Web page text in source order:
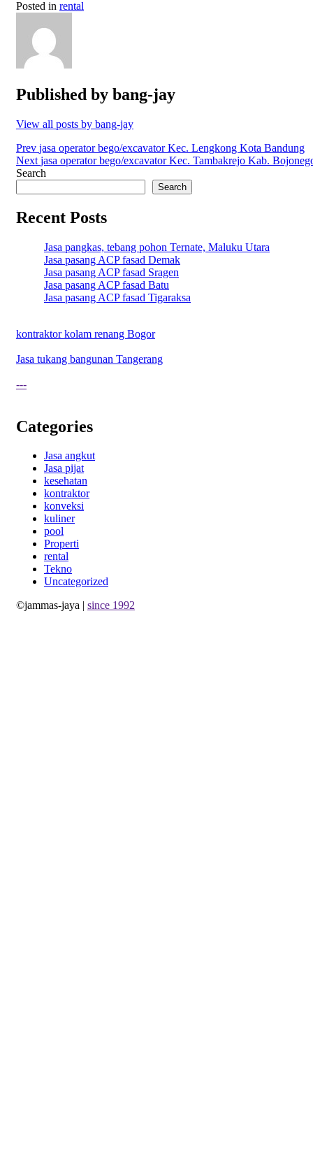
Posted in rental
Published by bang-jay
View all posts by bang-jay
Post
navigation
Prev jasa operator bego/excavator Kec. Lengkong Kota Bandung
Next jasa operator bego/excavator Kec. Tambakrejo Kab.
Search
Search
Recent Posts
Jasa pangkas, tebang pohon Ternate, Maluku Utara
Jasa pasang ACP fasad Demak
Jasa pasang ACP fasad Sragen
Jasa pasang ACP fasad Batu
Jasa pasang ACP fasad Tigaraksa
kontraktor kolam renang Bogor
Jasa tukang bangunan Tangerang
---
Categories
Jasa angkut
Jasa pijat
kesehatan
kontraktor
konveksi
kuliner
pool
Properti
rental
Tekno
Uncategorized
©jammas-jaya | since 1992